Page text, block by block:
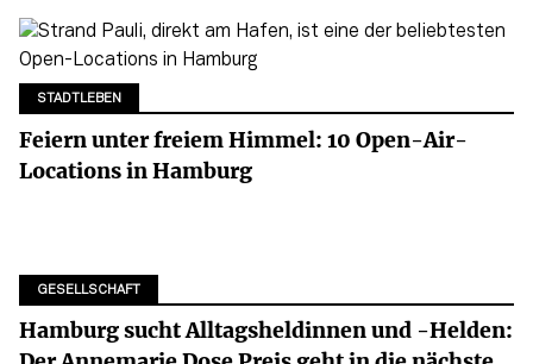
STADTLEBEN
Feiern unter freiem Himmel: 10 Open-Air-
Locations in Hamburg
GESELLSCHAFT
Hamburg sucht Alltagsheldinnen und -Helden: